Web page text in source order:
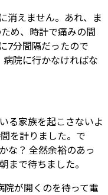
消えません。あれ、ま
め、時計で痛みの間
7分間隔だったので
院に行かなければな
る家族を起こさないよ
を計りました。で
な？ 全然余裕のあっ
まで待ちました。
院が開くのを待って電